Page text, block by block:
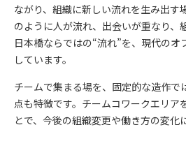
ながり、組織に新しい流れを生み出す
のように人が流れ、出会いが重なり、
日本橋ならではの“流れ”を、現代の
しています。
チームで集まる場を、固定的な造作で
点も特徴です。チームコワークエリア
とで、今後の組織変更や働き方の変化